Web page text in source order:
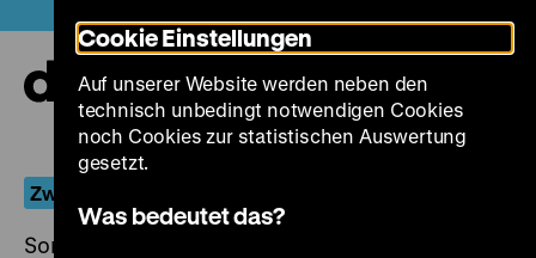
zum
Seiteninhalt
springen
Zwischen Polit-Komödie und Gesellschafts-Satire
Sonntag, 12. Januar 2020, 18.00 - 00.00 Uhr
Cookie Einstellungen
Auf unserer Website werden neben den
technisch unbedingt notwendigen Cookies
noch Cookies zur statistischen Auswertung
gesetzt.
Was bedeutet das?